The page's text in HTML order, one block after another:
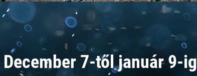
December 7-től január 9-ig